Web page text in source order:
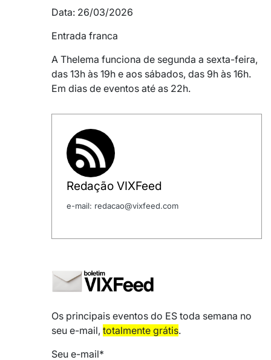
Data: 26/03/2026
Entrada franca
A Thelema funciona de segunda a sexta-feira,
das 13h às 19h e aos sábados, das 9h às 16h.
Em dias de eventos até as 22h.
Redação VIXFeed
e-mail: redacao@vixfeed.com
Os principais eventos do ES toda semana no
seu e-mail, totalmente grátis.
Seu e-mail*